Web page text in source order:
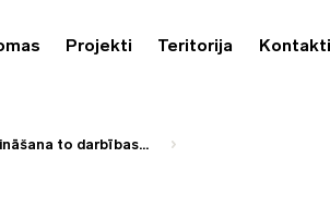
Projekti Teritorija Kontakti
to darbības...